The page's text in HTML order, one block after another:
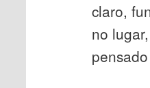
claro,
no